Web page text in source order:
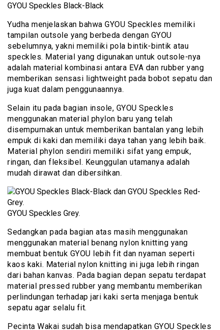
GYOU Speckles Black-Black
Yudha menjelaskan bahwa GYOU Speckles memiliki
tampilan outsole yang berbeda dengan GYOU
sebelumnya, yakni memiliki pola bintik-bintik atau
speckles. Material yang digunakan untuk outsole-nya
adalah material kombinasi antara EVA dan rubber yang
memberikan sensasi lightweight pada bobot sepatu dan
juga kuat dalam penggunaannya.
Selain itu pada bagian insole, GYOU Speckles
menggunakan material phylon baru yang telah
disempurnakan untuk memberikan bantalan yang lebih
empuk di kaki dan memiliki daya tahan yang lebih baik.
Material phylon sendiri memiliki sifat yang empuk,
ringan, dan fleksibel. Keunggulan utamanya adalah
mudah dirawat dan dibersihkan.
GYOU Speckles Grey.
Sedangkan pada bagian atas masih menggunakan
menggunakan material benang nylon knitting yang
membuat bentuk GYOU lebih fit dan nyaman seperti
kaos kaki. Material nylon knitting ini juga lebih ringan
dari bahan kanvas. Pada bagian depan sepatu terdapat
material pressed rubber yang membantu memberikan
perlindungan terhadap jari kaki serta menjaga bentuk
sepatu agar selalu fit.
Pecinta Wakai sudah bisa mendapatkan GYOU Speckles